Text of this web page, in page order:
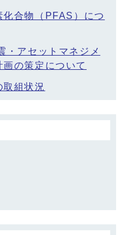
合物（PFAS）につ
・アセットマネジメ
の策定について
取組状況